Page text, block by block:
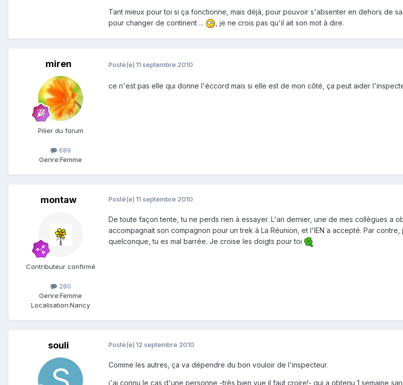
Tant mieux pour toi si ça fonctionne, mais déjà, pour pouvoir s'absenter en dehors de
pour changer de continent ...
, je ne crois pas qu'il ait son mot à dire.
miren
Pilier du forum
689
Genre:Femme
Posté(e) 11 septembre 2010
ce n'est pas elle qui donne l'éccord mais si elle est de mon côté, ça peut aider
montaw
Contributeur confirmé
280
Genre:Femme
Localisation:Nancy
Posté(e) 11 septembre 2010
De toute façon tente, tu ne perds rien à essayer. L'an dernier, une de mes collègues a
accompagnait son compagnon pour un trek à La Réunion, et l'IEN a accepté. Par
quelconque, tu es mal barrée. Je croise les doigts pour toi
souli Posté(e) 12 septembre 2010
Comme les autres, ça va dépendre du bon vouloir de l'inspecteur.
j'ai connu le cas d'une personne -très bien vue il faut croire!- qui a obtenu 1 semaine